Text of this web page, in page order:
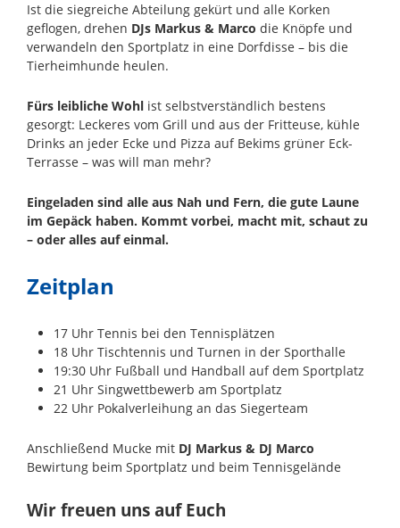
Ist die siegreiche Abteilung gekürt und alle Korken
geflogen, drehen DJs Markus & Marco die Knöpfe und
verwandeln den Sportplatz in eine Dorfdisse – bis die
Tierheimhunde heulen.
Fürs leibliche Wohlist selbstverständlich bestens
gesorgt: Leckeres vom Grill und aus der Fritteuse, kühle
Drinks an jeder Ecke und Pizza auf Bekims grüner Eck-
Terrasse – was will man mehr?
Eingeladen sind alle aus Nah und Fern, die gute Laune
im Gepäck haben. Kommt vorbei, macht mit, schaut zu
– oder alles auf einmal.
Zeitplan
17 Uhr Tennis bei den Tennisplätzen
18 Uhr Tischtennis und Turnen in der Sporthalle
19:30 Uhr Fußball und Handball auf dem Sportplatz
21 Uhr Singwettbewerb am Sportplatz
22 Uhr Pokalverleihung an das Siegerteam
Anschließend Mucke mit DJ Markus & DJ Marco
Bewirtung beim Sportplatz und beim Tennisgelände
Wir freuen uns auf Euch